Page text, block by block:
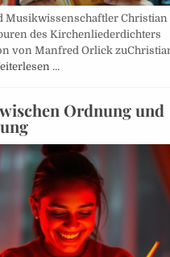
Musikwissenschaftler
des Kirchenliederdichters
von Manfred Orlick
…
Ordnung und